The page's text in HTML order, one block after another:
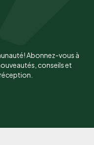
Abonnez-vous à
conseils et